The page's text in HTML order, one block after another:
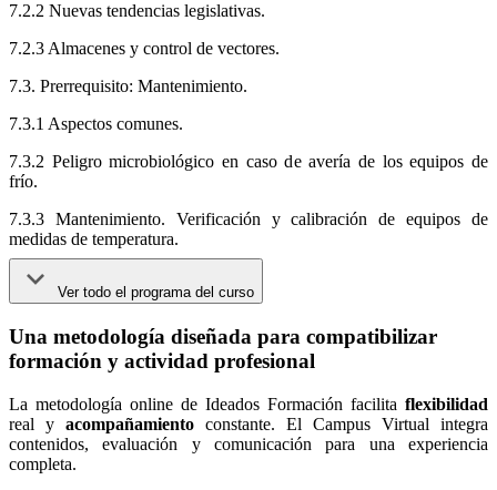
7.2.2 Nuevas tendencias legislativas.
7.2.3 Almacenes y control de vectores.
7.3. Prerrequisito: Mantenimiento.
7.3.1 Aspectos comunes.
7.3.2 Peligro microbiológico en caso de avería de los equipos de
frío.
7.3.3 Mantenimiento. Verificación y calibración de equipos de
medidas de temperatura.
Ver todo el programa del curso
Una metodología diseñada para compatibilizar
formación y actividad profesional
La metodología online de Ideados Formación facilita flexibilidad
real y acompañamiento constante. El Campus Virtual integra
contenidos, evaluación y comunicación para una experiencia
completa.